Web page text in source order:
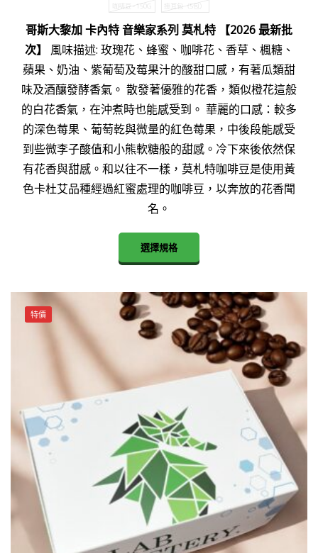
咖啡豆 - 150G 掛耳包（5包）
哥斯大黎加 卡內特 音樂家系列 莫札特 【2026 最新批
次】
風味描述: 玫瑰花、蜂蜜、咖啡花、香草、楓糖、
蘋果、奶油、紫葡萄及莓果汁的酸甜口感，有著瓜類甜
味及酒釀發酵香氣。 散發著優雅的花香，類似橙花這般
的白花香氣，在沖煮時也能感受到。 華麗的口感：較多
的深色莓果、葡萄乾與微量的紅色莓果，中後段能感受
到些微李子酸值和小熊軟糖般的甜感。冷下來後依然保
有花香與甜感。和以往不一樣，莫札特咖啡豆是使用黃
色卡杜艾品種經過紅蜜處理的咖啡豆，以奔放的花香聞
名。
選擇規格
This
product
multiple
variants.
The
options
may
be
product
page
特價